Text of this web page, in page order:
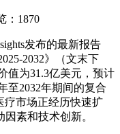
：1870
发布的最新报告
2032》（文末下
值为31.3亿美元，预计
至2032年期间的复合
疗市场正经历快速扩
素和技术创新。